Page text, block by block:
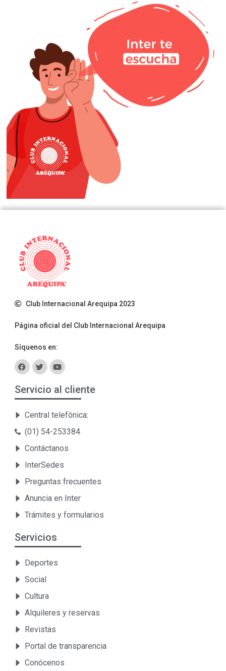
Club Internacional Arequipa 2023
Página oficial del Club Internacional Arequipa
Síquenos en:
Servicio al cliente
Central telefónica:
(01) 54-253384
Contáctanos
InterSedes
Preguntas frecuentes
Anuncia en Inter
Trámites y formularios
Servicios
Deportes
Social
Cultura
Alquileres y reservas
Revistas
Portal de transparencia
Conócenos